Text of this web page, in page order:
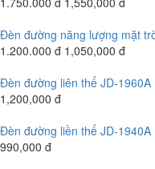
Đèn đường năng lượng mặt
1.200.000 đ 1,050,000 đ
Đèn đường liên thể JD-1960A
1,200,000 đ
Đèn đường liền thể JD-1940A
990,000 đ